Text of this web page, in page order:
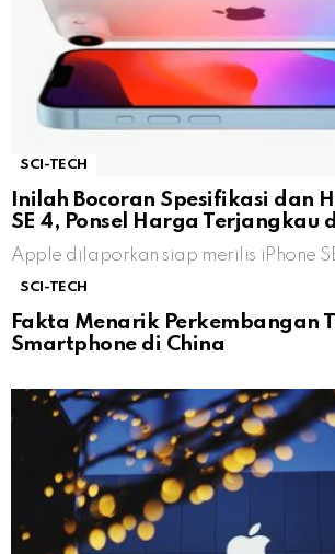
SCI-TECH
Inilah Bocoran Spesifikasi dan
SE 4, Ponsel Harga Terjangkau
Apple dilaporkan siap merilis iPhone
SCI-TECH
Fakta Menarik Perkembangan
Smartphone di China